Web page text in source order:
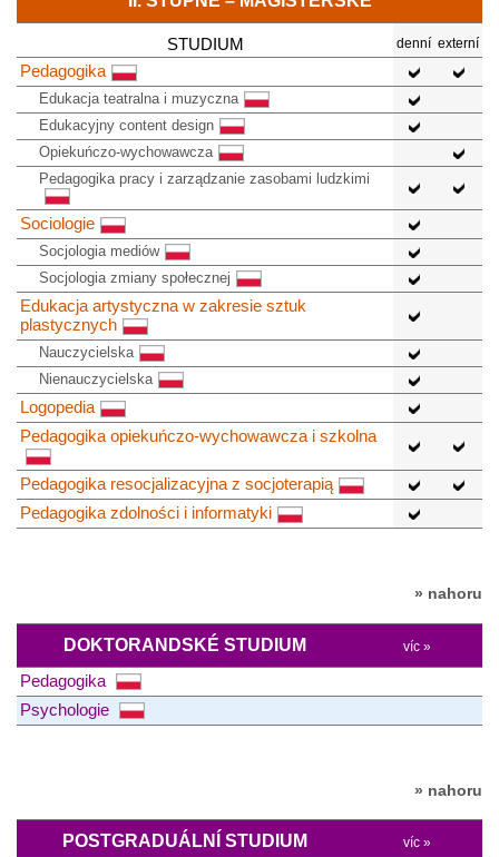
STUDIUM denní externí
Pedagogika
Edukacja teatralna i muzyczna
Edukacyjny content design
Opiekuńczo-wychowawcza
Pedagogika pracy i zarządzanie zasobami ludzkimi
Sociologie
Socjologia mediów
Socjologia zmiany społecznej
Edukacja artystyczna w zakresie sztuk
plastycznych
Nauczycielska
Nienauczycielska
Logopedia
Pedagogika opiekuńczo-wychowawcza i szkolna
Pedagogika resocjalizacyjna z socjoterapią
Pedagogika zdolności i informatyki
» nahoru
DOKTORANDSKÉ STUDIUM víc »
Pedagogika
Psychologie
» nahoru
POSTGRADUÁLNÍ STUDIUM víc »